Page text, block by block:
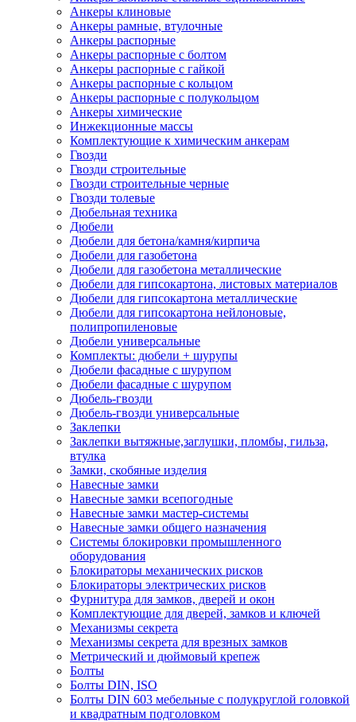
Анкеры клиновые
Анкеры рамные, втулочные
Анкеры распорные
Анкеры распорные с болтом
Анкеры распорные с гайкой
Анкеры распорные с кольцом
Анкеры распорные с полукольцом
Анкеры химические
Инжекционные массы
Комплектующие к химическим анкерам
Гвозди
Гвозди строительные
Гвозди строительные черные
Гвозди толевые
Дюбельная техника
Дюбели
Дюбели для бетона/камня/кирпича
Дюбели для газобетона
Дюбели для газобетона металлические
Дюбели для гипсокартона, листовых материалов
Дюбели для гипсокартона металлические
Дюбели для гипсокартона нейлоновые,
полипропиленовые
Дюбели универсальные
Комплекты: дюбели + шурупы
Дюбели фасадные с шурупом
Дюбели фасадные с шурупом
Дюбель-гвозди
Дюбель-гвозди универсальные
Заклепки
Заклепки вытяжные,заглушки, пломбы, гильза,
втулка
Замки, скобяные изделия
Навесные замки
Навесные замки всепогодные
Навесные замки мастер-системы
Навесные замки общего назначения
Системы блокировки промышленного
оборудования
Блокираторы механических рисков
Блокираторы электрических рисков
Фурнитура для замков, дверей и окон
Комплектующие для дверей, замков и ключей
Механизмы секрета
Механизмы секрета для врезных замков
Метрический и дюймовый крепеж
Болты
Болты DIN, ISO
Болты DIN 603 мебельные с полукруглой головкой
и квадратным подголовком